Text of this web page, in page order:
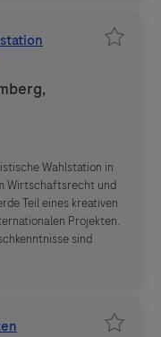
Wahlstation in
Wirtschaftsrecht und
Teil eines kreativen
Projekten.
sind
Job
Job